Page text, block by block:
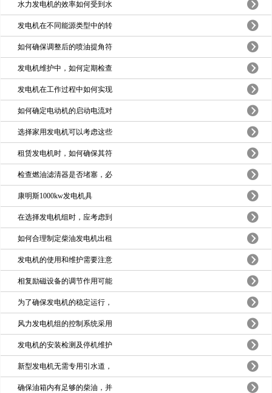
水力发电机的效率如何受到水
发电机在不同能源类型中的转
如何确保调整后的喷油提角符
发电机维护中，如何定期检查
发电机在工作过程中如何实现
如何确定电动机的启动电流对
选择家用发电机可以考虑这些
租赁发电机时，如何确保其符
检查燃油滤清器是否堵塞，必
康明斯1000kw发电机具
在选择发电机组时，应考虑到
如何合理制定柴油发电机出租
发电机的使用和维护需要注意
相复励磁设备的调节作用可能
为了确保发电机的稳定运行，
风力发电机组的控制系统采用
发电机的安装检测及停机维护
新型发电机无需专用引水道，
确保油箱内有足够的柴油，并